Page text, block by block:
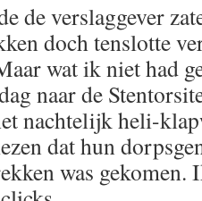
de verslaggever
doch tenslotte
wat ik niet had
naar de
nachtelijk heli-
dat hun
was gekomen.